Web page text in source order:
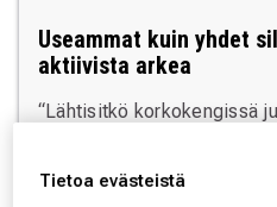
Useammat kuin yhdet
aktiivista arkea
“Lähtisitkö korkokengissä
ennen kuin vertaa
Tietoa evästeistä